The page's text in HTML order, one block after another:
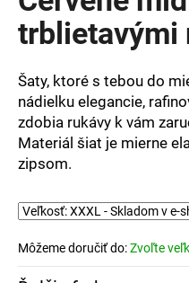
je
0,0
z
hviezdičiek.
trblietavými
Šaty, ktoré s tebou do
nádielku elegancie,
zdobia rukávy k vám
Materiál šiat je mierne
zipsom.
Môžeme doručiť do:Zvoľte